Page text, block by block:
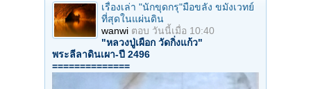
เรื่องเล่า "นักขุดกรุ"มือขลัง ขมังเวทย์
ที่สุดในแผ่นดิน
wanwi ตอบ วันนี้เมื่อ 10:40
"หลวงปู่เผือก วัดกิ่งแก้ว"
พระลีลาดินเผา-ปี 2496
==============